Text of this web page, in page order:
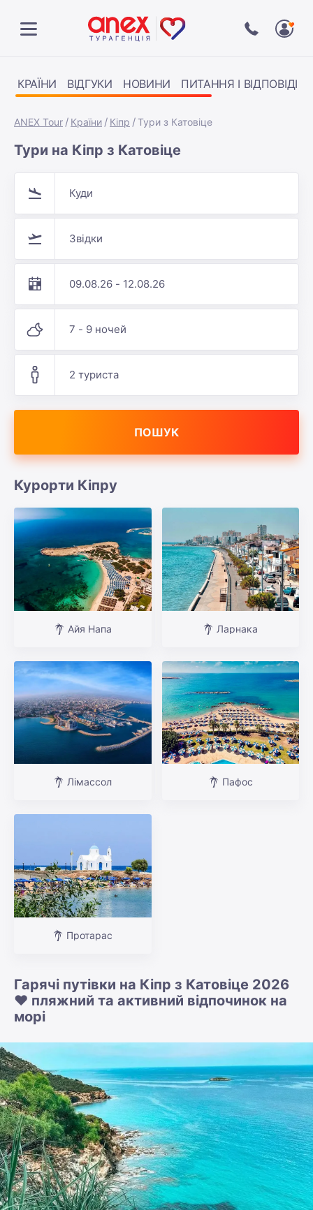
КРАЇНИ ВІДГУКИ НОВИНИ ПИТАННЯ І ВІДПОВІДІ
ANEX Tour Країни Кіпр Тури з Катовіце
Тури на Кіпр з Катовіце
Куди
Звідки
09.08.26 - 12.08.26
7 - 9 ночей
2 туриста
ПОШУК
Курорти Кіпру
Айя Напа Ларнака
Лімассол Пафос
Протарас
Гарячі путівки на Кіпр з Катовіце 2026
❤️ пляжний та активний відпочинок на
морі